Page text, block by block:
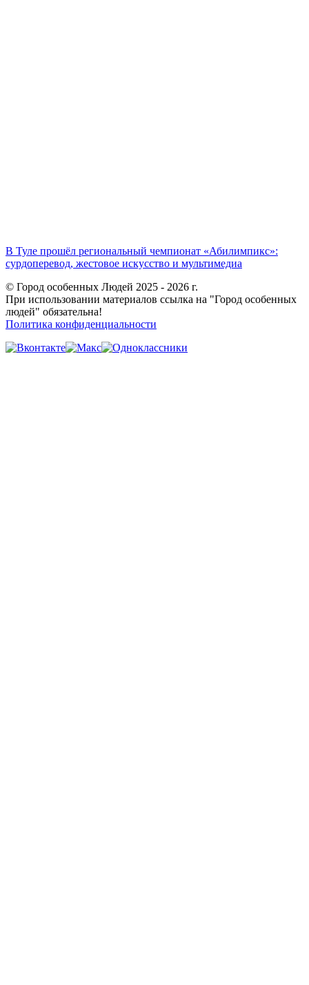
В Туле прошёл региональный чемпионат «Абилимпикс»:
сурдоперевод, жестовое искусство и мультимедиа
© Город особенных Людей 2025 - 2026 г.
При использовании материалов ссылка на "Город особенных
людей" обязательна!
Политика конфиденциальности